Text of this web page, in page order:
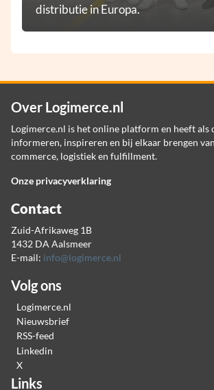
distributie in Europa.
Over Logimerce.nl
Logimerce.nl is het online platform en heeft als
informeren, inspireren en bij elkaar brengen
commerce, logistiek en fulfillment.
Onze privacyverklaring
Contact
Zuid-Afrikaweg 1B
1432 DA Aalsmeer
E-mail: info@logimerce.nl
Volg ons
Logimerce.nl
Nieuwsbrief
RSS-feed
Linkedin
X
Links